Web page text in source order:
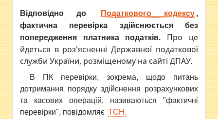
Відповідно до Податкового кодексу ,
фактична перевірка здійснюється без
попередження платника податків.
Про це
йдеться в роз'ясненні Державної податкової
служби України, розміщеному на сайті ДПАУ.
В ПК перевірки, зокрема, щодо питань
дотримання порядку здійснення розрахункових
та касових операцій, називаються "фактичні
перевірки", повідомляє ТСН.